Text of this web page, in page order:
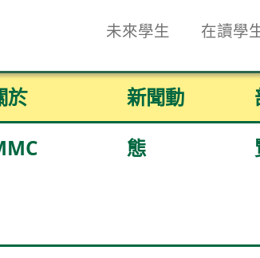
未來學生 在讀學
於
新聞動
態